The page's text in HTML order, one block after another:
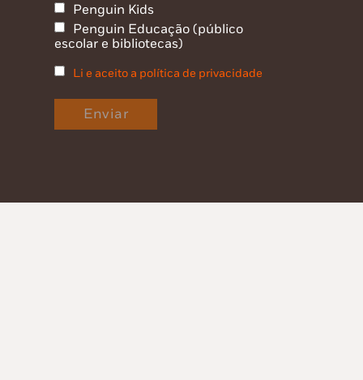
Penguin Kids
Penguin Educação (público
escolar e bibliotecas)
Li e aceito a política de privacidade